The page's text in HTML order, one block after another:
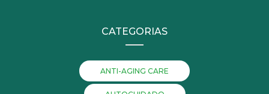
CATEGORIAS
ANTI-AGING CARE